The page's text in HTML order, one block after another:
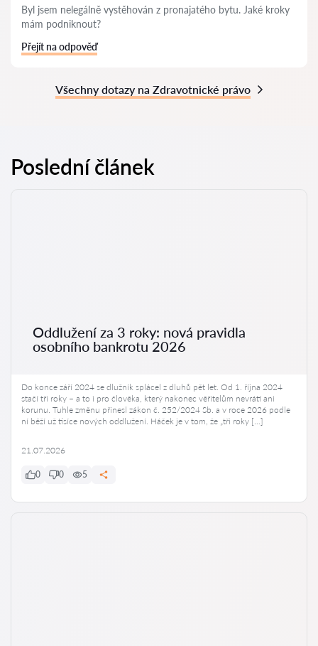
Byl jsem nelegálně vystěhován z pronajatého bytu. Jaké kroky
mám podniknout?
Přejít na odpověď
Všechny dotazy na Zdravotnické právo
Poslední článek
Oddlužení za 3 roky: nová pravidla
osobního bankrotu 2026
Do konce září 2024 se dlužník splácel z dluhů pět let. Od 1. října 2024
stačí tři roky – a to i pro člověka, který nakonec věřitelům nevrátí ani
korunu. Tuhle změnu přinesl zákon č. 252/2024 Sb. a v roce 2026 podle
ní běží už tisíce nových oddlužení. Háček je v tom, že „tři roky […]
21.07.2026
0 0 5